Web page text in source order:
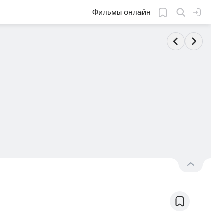
Фильмы онлайн